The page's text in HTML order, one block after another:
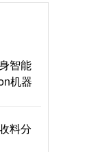
智能
机器
料分